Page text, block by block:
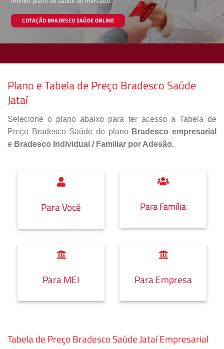
COTAÇÃO BRADESCO SAÚDE ONLINE
Plano e Tabela de Preço Bradesco Saúde
Jataí
Selecione o plano abaixo para ter acesso a Tabela de
Preço Bradesco Saúde do plano Bradesco empresarial
e Bradesco Individual / Familiar por Adesão.
Para Você Para Família
Para MEI Para Empresa
Tabela de Preço Bradesco Saúde Jataí Empresarial